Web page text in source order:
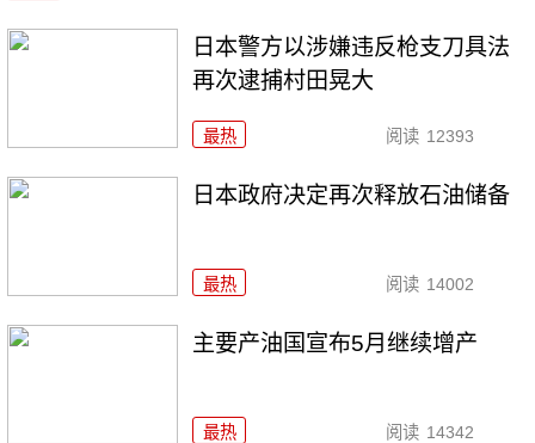
日本警方以涉嫌违反枪支刀具法
再次逮捕村田晃大
最热 阅读 12393
日本政府决定再次释放石油储备
最热 阅读 14002
主要产油国宣布5月继续增产
最热 阅读 14342